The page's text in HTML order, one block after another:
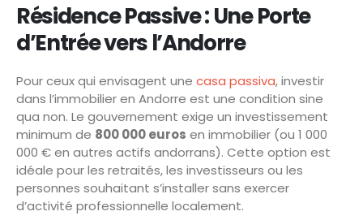
Résidence Passive : Une Porte
d’Entrée vers l’Andorre
Pour ceux qui envisagent une casa passiva, investir
dans l’immobilier en Andorre est une condition sine
qua non. Le gouvernement exige un investissement
minimum de 800 000 euros en immobilier (ou 1 000
000 € en autres actifs andorrans). Cette option est
idéale pour les retraités, les investisseurs ou les
personnes souhaitant s’installer sans exercer
d’activité professionnelle localement.